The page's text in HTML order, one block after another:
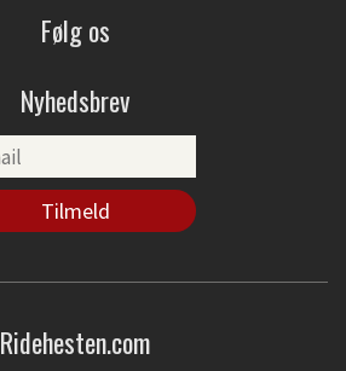
Følg os
Nyhedsbrev
Ridehesten.com